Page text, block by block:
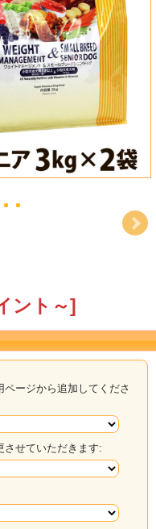
ント～]
ージから追加してくださ
させていただきます: